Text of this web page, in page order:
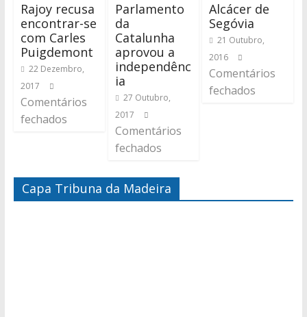
Rajoy recusa
encontrar-se
com Carles
Puigdemont
22 Dezembro,
2017
Comentários
fechados
Parlamento
da
Catalunha
aprovou a
independênc
ia
27 Outubro,
2017
Comentários
fechados
Alcácer de
Segóvia
21 Outubro,
2016
Comentários
fechados
Capa Tribuna da Madeira